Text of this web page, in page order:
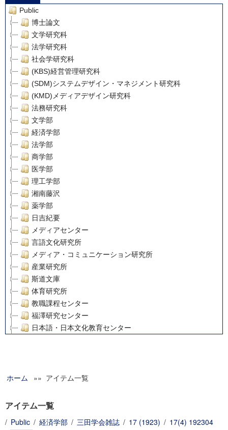
Public
博士論文
文学研究科
法学研究科
社会学研究科
(KBS)経営管理研究科
(SDM)システムデザイン・マネジメント研究科
(KMD)メディアデザイン研究科
法務研究科
文学部
経済学部
法学部
商学部
医学部
理工学部
湘南藤沢
薬学部
日吉紀要
メディアセンター
言語文化研究所
メディア・コミュニケーション研究所
産業研究所
斯道文庫
体育研究所
教職課程センター
福澤研究センター
日本語・日本文化教育センター
グローバルリサーチインスティテュート
科学研究費補助金研究成果報告書
慶應義塾大学グローバルCOEプログラム市民社会ガバナンス
ホーム »» アイテム一覧
アイテム一覧
/ Public / 経済学部 / 三田学会雑誌 / 17 (1923) / 17(4) 192304